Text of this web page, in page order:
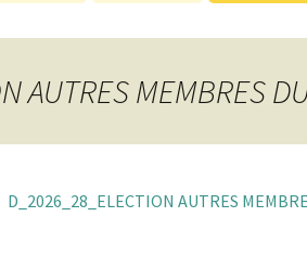
AUTRES MEMBRES
D_2026_28_ELECTION AUTRES